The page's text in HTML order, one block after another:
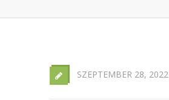
SZEPTEMBER 28, 2022